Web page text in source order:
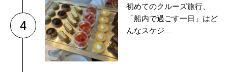
4
初めてのクルーズ旅行、
「船内で過ごす一日」はど
んなスケジ...